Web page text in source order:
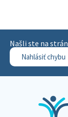
Našli ste na
Nahlásiť chybu